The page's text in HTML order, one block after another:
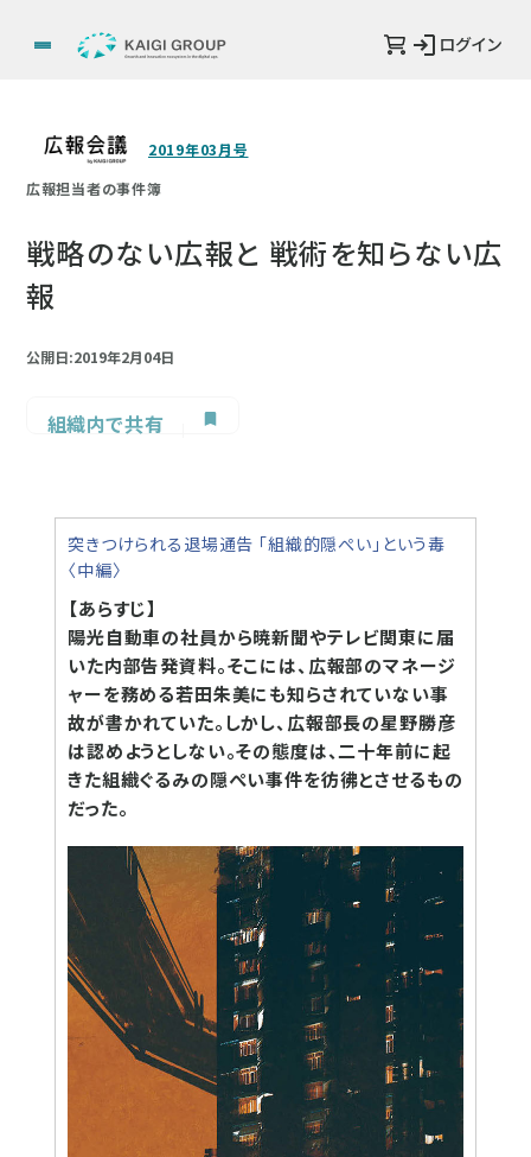
ログイン
2019年03月号
広報担当者の事件簿
戦略のない広報と 戦術を知らない広
報
公開日:2019年2月04日
組織内で共有
突きつけられる退場通告 「組織的隠ぺい」という毒
〈中編〉
【あらすじ】
陽光自動車の社員から暁新聞やテレビ関東に届
いた内部告発資料。そこには、広報部のマネージ
ャーを務める若田朱美にも知らされていない事
故が書かれていた。しかし、広報部長の星野勝彦
は認めようとしない。その態度は、二十年前に起
きた組織ぐるみの隠ぺい事件を彷彿とさせるもの
だった。